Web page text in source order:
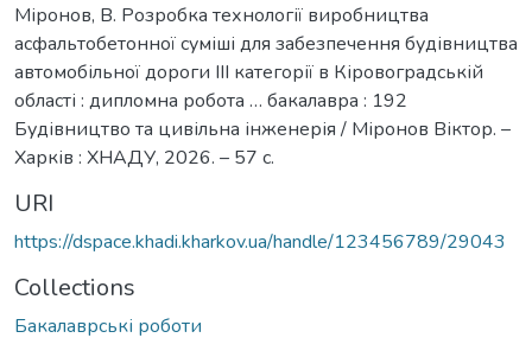
Міронов, В. Розробка технології виробництва
асфальтобетонної суміші для забезпечення будівництва
автомобільної дороги ІІІ категорії в Кіровоградській
області : дипломна робота … бакалавра : 192
Будівництво та цивільна інженерія / Міронов Віктор. –
Харків : ХНАДУ, 2026. – 57 с.
URI
https://dspace.khadi.kharkov.ua/handle/123456789/29043
Collections
Бакалаврські роботи